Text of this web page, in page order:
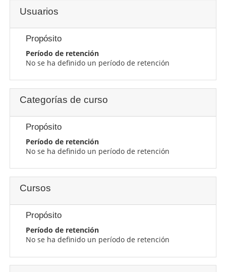
Usuarios
Propósito
Período de retención
No se ha definido un período de retención
Categorías de curso
Propósito
Período de retención
No se ha definido un período de retención
Cursos
Propósito
Período de retención
No se ha definido un período de retención